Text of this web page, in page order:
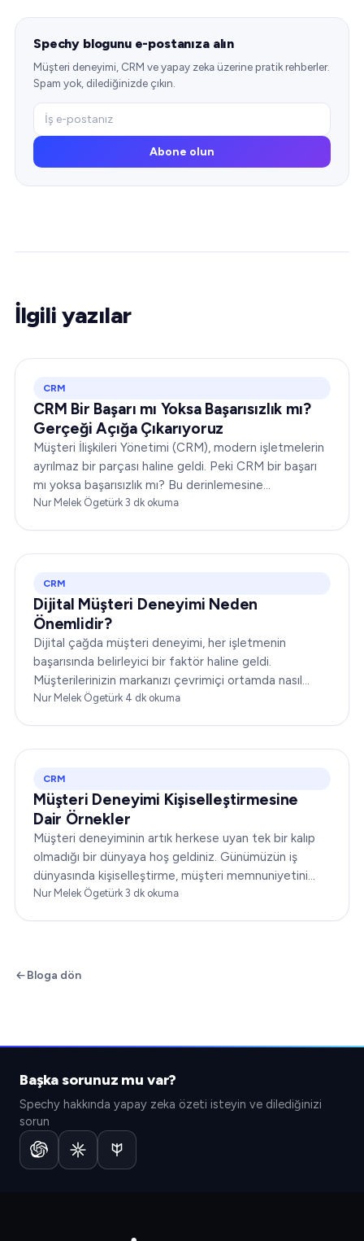
Spechy blogunu e-postanıza alın
Müşteri deneyimi, CRM ve yapay zeka üzerine pratik rehberler.
Spam yok, dilediğinizde çıkın.
Abone olun
İlgili yazılar
CRM
CRM Bir Başarı mı Yoksa Başarısızlık mı?
Gerçeği Açığa Çıkarıyoruz
Müşteri İlişkileri Yönetimi (CRM), modern işletmelerin
ayrılmaz bir parçası haline geldi. Peki CRM bir başarı
mı yoksa başarısızlık mı? Bu derinlemesine
incelemede, size kapsamlı bir bakış açısı sunmak için
Nur Melek Ögetürk·3 dk okuma
CRM
Dijital Müşteri Deneyimi Neden
Önemlidir?
Dijital çağda müşteri deneyimi, her işletmenin
başarısında belirleyici bir faktör haline geldi.
Müşterilerinizin markanızı çevrimiçi ortamda nasıl
algıladığı ve markanızla nasıl etkileşime geçtiği,
Nur Melek Ögetürk·4 dk okuma
CRM
Müşteri Deneyimi Kişiselleştirmesine
Dair Örnekler
Müşteri deneyiminin artık herkese uyan tek bir kalıp
olmadığı bir dünyaya hoş geldiniz. Günümüzün iş
dünyasında kişiselleştirme, müşteri memnuniyetini
dönüştürmenin anahtarıdır. Bu makale…
Nur Melek Ögetürk·3 dk okuma
Bloga dön
Başka sorunuz mu var?
Spechy hakkında yapay zeka özeti isteyin ve dilediğinizi
sorun